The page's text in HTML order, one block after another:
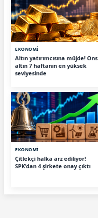
EKONOMİ
Altın yatırımcısına müjde! Ons
altın 7 haftanın en yüksek
seviyesinde
EKONOMİ
Çitlekçi halka arz ediliyor!
SPK'dan 4 şirkete onay çıktı